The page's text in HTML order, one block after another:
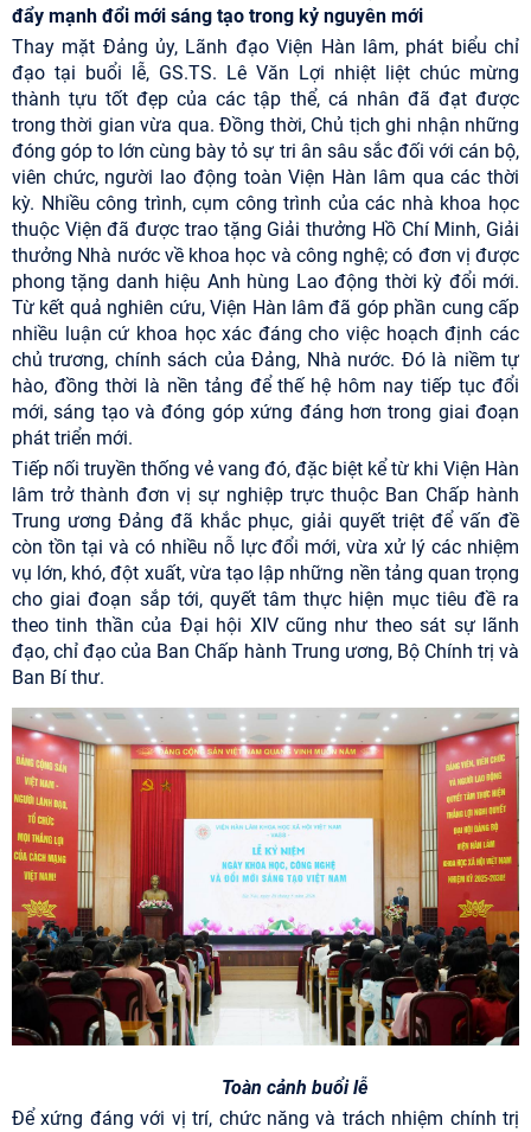
đẩy mạnh đổi mới sáng tạo trong kỷ nguyên mới
Thay mặt Đảng ủy, Lãnh đạo Viện Hàn lâm, phát biểu chỉ
đạo tại buổi lễ, GS.TS. Lê Văn Lợi nhiệt liệt chúc mừng
thành tựu tốt đẹp của các tập thể, cá nhân đã đạt được
trong thời gian vừa qua. Đồng thời, Chủ tịch ghi nhận những
đóng góp to lớn cùng bày tỏ sự tri ân sâu sắc đối với cán bộ,
viên chức, người lao động toàn Viện Hàn lâm qua các thời
kỳ. Nhiều công trình, cụm công trình của các nhà khoa học
thuộc Viện đã được trao tặng Giải thưởng Hồ Chí Minh, Giải
thưởng Nhà nước về khoa học và công nghệ; có đơn vị được
phong tặng danh hiệu Anh hùng Lao động thời kỳ đổi mới.
Từ kết quả nghiên cứu, Viện Hàn lâm đã góp phần cung cấp
nhiều luận cứ khoa học xác đáng cho việc hoạch định các
chủ trương, chính sách của Đảng, Nhà nước. Đó là niềm tự
hào, đồng thời là nền tảng để thế hệ hôm nay tiếp tục đổi
mới, sáng tạo và đóng góp xứng đáng hơn trong giai đoạn
phát triển mới.
Tiếp nối truyền thống vẻ vang đó, đặc biệt kể từ khi Viện Hàn
lâm trở thành đơn vị sự nghiệp trực thuộc Ban Chấp hành
Trung ương Đảng đã khắc phục, giải quyết triệt để vấn đề
còn tồn tại và có nhiều nỗ lực đổi mới, vừa xử lý các nhiệm
vụ lớn, khó, đột xuất, vừa tạo lập những nền tảng quan trọng
cho giai đoạn sắp tới, quyết tâm thực hiện mục tiêu đề ra
theo tinh thần của Đại hội XIV cũng như theo sát sự lãnh
đạo, chỉ đạo của Ban Chấp hành Trung ương, Bộ Chính trị và
Ban Bí thư.
Toàn cảnh buổi lễ
Để xứng đáng với vị trí, chức năng và trách nhiệm chính trị